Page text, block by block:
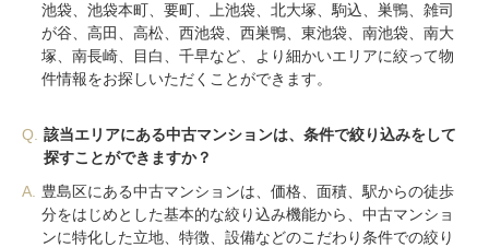
池袋、池袋本町、要町、上池袋、北大塚、駒込、巣鴨、雑司
が谷、高田、高松、西池袋、西巣鴨、東池袋、南池袋、南大
塚、南長崎、目白、千早など、より細かいエリアに絞って物
件情報をお探しいただくことができます。
Q.
該当エリアにある中古マンションは、条件で絞り込みをして
探すことができますか？
A.
豊島区にある中古マンションは、価格、面積、駅からの徒歩
分をはじめとした基本的な絞り込み機能から、中古マンショ
ンに特化した立地、特徴、設備などのこだわり条件での絞り